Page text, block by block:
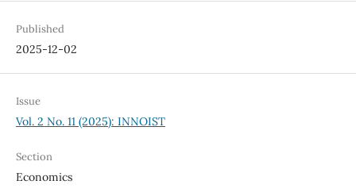
Published
2025-12-02
Issue
Vol. 2 No. 11 (2025): INNOIST
Section
Economics